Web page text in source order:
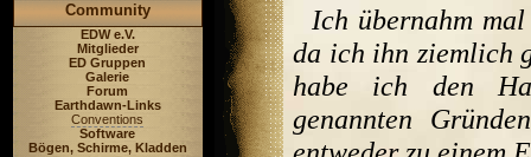
Community
EDW e.V.
Mitglieder
ED Gruppen
Galerie
Forum
Earthdawn-Links
Conventions
Software
Bögen, Schirme, Kladden
Ich übernahm
da ich ihn ziemlich
habe ich den
genannten